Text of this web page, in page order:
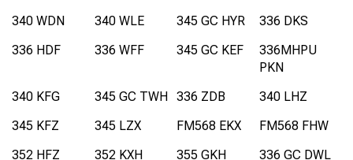
340 WDN
340 WLE 345 GC HYR
336 DKS
336 HDF
336 WFF 345 GC KEF
336MHPU
PKN
340 KFG
345 GC TWH 336 ZDB
340 LHZ
345 KFZ
345 LZX FM568 EKX
FM568 FHW
352 HFZ
352 KXH 355 GKH 336 GC DWL